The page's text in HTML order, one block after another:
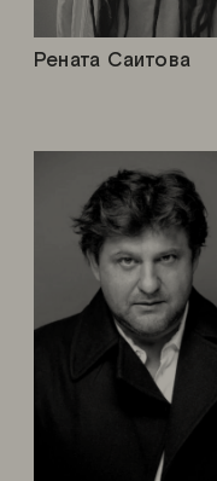
Рената Саитова